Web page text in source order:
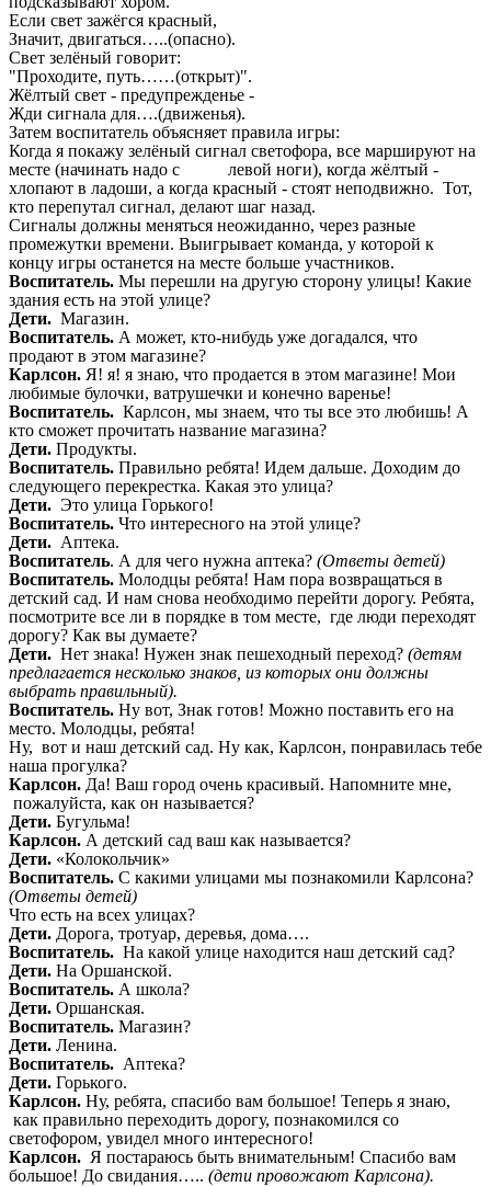
Если свет зажёгся красный,
Значит, двигаться…..(опасно).
Свет зелёный говорит:
"Проходите, путь……(открыт)".
Жёлтый свет - предупрежденье -
Жди сигнала для….(движенья).
Затем воспитатель объясняет правила игры:
Когда я покажу зелёный сигнал светофора, все маршируют на
месте (начинать надо с левой ноги), когда жёлтый -
хлопают в ладоши, а когда красный - стоят неподвижно. Тот,
кто перепутал сигнал, делают шаг назад.
Сигналы должны меняться неожиданно, через разные
промежутки времени. Выигрывает команда, у которой к
концу игры останется на месте больше участников.
Воспитатель. Мы перешли на другую сторону улицы! Какие
здания есть на этой улице?
Дети. Магазин.
Воспитатель. А может, кто-нибудь уже догадался, что
продают в этом магазине?
Карлсон. Я! я! я знаю, что продается в этом магазине! Мои
любимые булочки, ватрушечки и конечно варенье!
Воспитатель. Карлсон, мы знаем, что ты все это любишь! А
кто сможет прочитать название магазина?
Дети. Продукты.
Воспитатель. Правильно ребята! Идем дальше. Доходим до
следующего перекрестка. Какая это улица?
Дети. Это улица Горького!
Воспитатель. Что интересного на этой улице?
Дети. Аптека.
Воспитатель. А для чего нужна аптека? (Ответы детей)
Воспитатель. Молодцы ребята! Нам пора возвращаться в
детский сад. И нам снова необходимо перейти дорогу. Ребята,
посмотрите все ли в порядке в том месте, где люди переходят
дорогу? Как вы думаете?
Дети. Нет знака! Нужен знак пешеходный переход? (детям
предлагается несколько знаков, из которых они должны
выбрать правильный).
Воспитатель. Ну вот, Знак готов! Можно поставить его на
место. Молодцы, ребята!
Ну, вот и наш детский сад. Ну как, Карлсон, понравилась тебе
наша прогулка?
Карлсон. Да! Ваш город очень красивый. Напомните мне,
пожалуйста, как он называется?
Дети. Бугульма!
Карлсон. А детский сад ваш как называется?
Дети. «Колокольчик»
Воспитатель. С какими улицами мы познакомили Карлсона?
(Ответы детей)
Что есть на всех улицах?
Дети. Дорога, тротуар, деревья, дома….
Воспитатель. На какой улице находится наш детский сад?
Дети. На Оршанской.
Воспитатель. А школа?
Дети. Оршанская.
Воспитатель. Магазин?
Дети. Ленина.
Воспитатель. Аптека?
Дети. Горького.
Карлсон. Ну, ребята, спасибо вам большое! Теперь я знаю,
как правильно переходить дорогу, познакомился со
светофором, увидел много интересного!
Карлсон. Я постараюсь быть внимательным! Спасибо вам
большое! До свидания….. (дети провожают Карлсона).